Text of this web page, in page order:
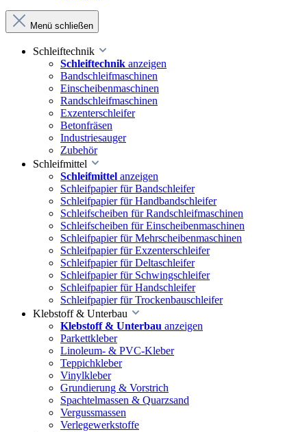
Menü schließen
Schleiftechnik
Schleiftechnik anzeigen
Bandschleifmaschinen
Einscheibenmaschinen
Randschleifmaschinen
Exzenterschleifer
Betonfräsen
Industriesauger
Zubehör
Schleifmittel
Schleifmittel anzeigen
Schleifpapier für Bandschleifer
Schleifpapier für Handbandschleifer
Schleifscheiben für Randschleifmaschinen
Schleifscheiben für Einscheibenmaschinen
Schleifpapier für Mehrscheibenmaschinen
Schleifpapier für Exzenterschleifer
Schleifpapier für Deltaschleifer
Schleifpapier für Schwingschleifer
Schleifpapier für Handschleifer
Schleifpapier für Trockenbauschleifer
Klebstoff & Unterbau
Klebstoff & Unterbau anzeigen
Parkettkleber
Linoleum- & PVC-Kleber
Teppichkleber
Vinylkleber
Grundierung & Vorstrich
Spachtelmassen & Quarzsand
Vergussmassen
Verlegewerkstoffe